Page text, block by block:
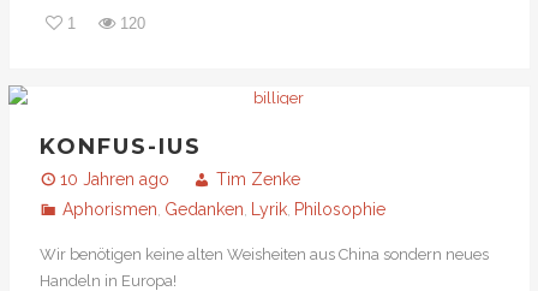
1 120
KONFUS-IUS
10 Jahren ago
Tim Zenke
Aphorismen Gedanken Lyrik, Philosophie
Wir benötigen keine alten Weisheiten aus China sondern neues
Handeln in Europa!